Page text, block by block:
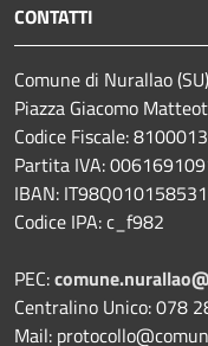
CONTATTI
Comune di Nurallao (SU)
Piazza Giacomo
Codice Fiscale:
Partita IVA:
IBAN:
Codice IPA: c_f982
PEC:
Centralino Unico: 078
Mail: